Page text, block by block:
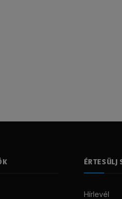
ÉRTESÜLJ
Hírlevél